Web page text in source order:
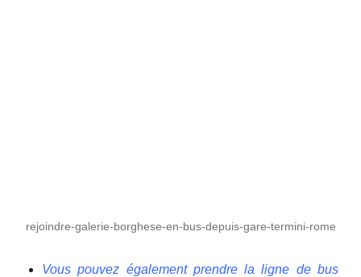
rejoindre-galerie-borghese-en-bus-depuis-gare-termini-rome
Vous pouvez également prendre la ligne de bus